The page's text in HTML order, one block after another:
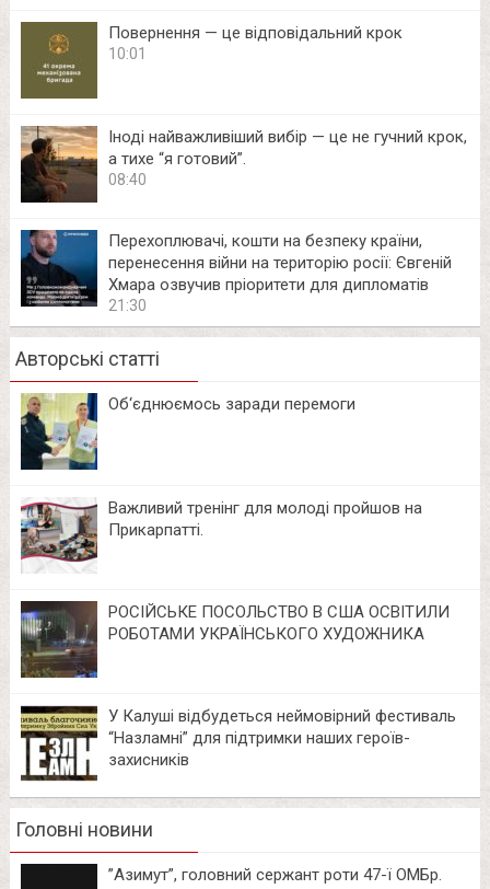
Повернення — це відповідальний крок
10:01
Іноді найважливіший вибір — це не гучний крок,
а тихе “я готовий”.
08:40
Перехоплювачі, кошти на безпеку країни,
перенесення війни на територію росії: Євгеній
Хмара озвучив пріоритети для дипломатів
21:30
Авторські статті
Об‘єднюємось заради перемоги
Важливий тренінг для молоді пройшов на
Прикарпатті.
РОСІЙСЬКЕ ПОСОЛЬСТВО В США ОСВІТИЛИ
РОБОТАМИ УКРАЇНСЬКОГО ХУДОЖНИКА
У Калуші відбудеться неймовірний фестиваль
“Назламні” для підтримки наших героїв-
захисників
Головні новини
⁨”Азимут”, головний сержант роти 47-ї ОМБр.